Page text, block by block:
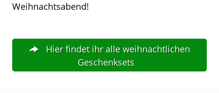
Weihnachtsabend!
Hier findet ihr alle weihnachtlichen
Geschenksets